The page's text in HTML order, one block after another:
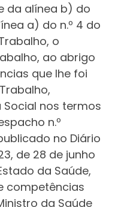
da alínea b) do
a) do n.º 4 do
o
ao abrigo
que lhe foi
Social nos termos
n.º
no Diário
de 28 de junho
da Saúde,
competências
da Saúde